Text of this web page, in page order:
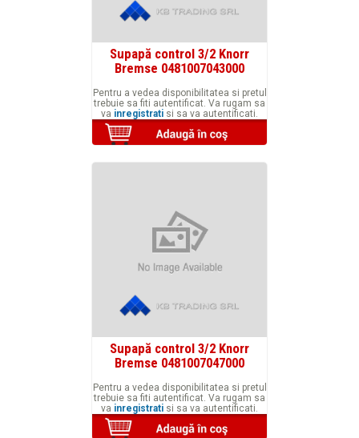
Supapă control 3/2 Knorr
Bremse 0481007043000
Pentru a vedea disponibilitatea si pretul
trebuie sa fiti autentificat. Va rugam sa
va inregistrati si sa va autentificati.
Supapă control 3/2 Knorr
Bremse 0481007047000
Pentru a vedea disponibilitatea si pretul
trebuie sa fiti autentificat. Va rugam sa
va inregistrati si sa va autentificati.